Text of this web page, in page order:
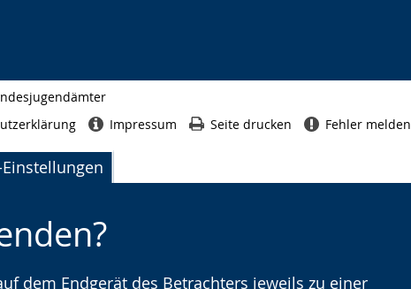
dem Endgerät des Betrachters jeweils zu einer
Impressum Seite drucken Fehler melden